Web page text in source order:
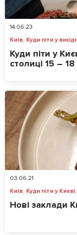
14.06.23
Київ, Куди піти у
Куди піти у
столиці 15 –
03.06.21
Київ, Куди піти у Києві,
Нові заклади